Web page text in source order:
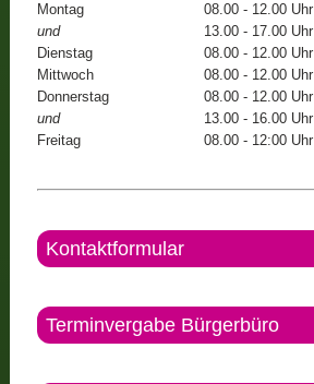
Montag
08.00 - 12.00 Uhr
und
13.00 - 17.00 Uhr
Dienstag
08.00 - 12.00 Uhr
Mittwoch
08.00 - 12.00 Uhr
Donnerstag
08.00 - 12.00 Uhr
und
13.00 - 16.00 Uhr
Freitag
08.00 - 12:00 Uhr
Kontaktformular
Terminvergabe Bürgerbüro